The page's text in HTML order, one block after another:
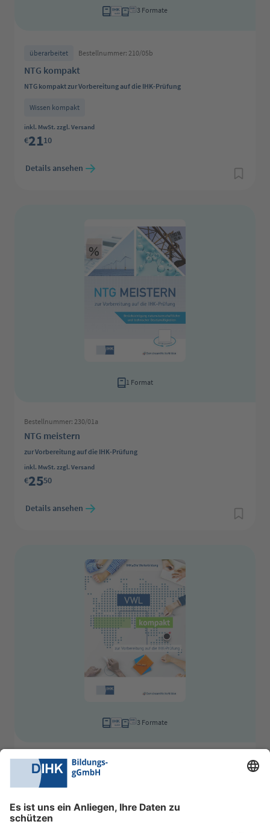
3 Formate
überarbeitet Bestellnummer: 210/05b
NTG kompakt
NTG kompakt zur Vorbereitung auf die IHK-Prüfung
Wissen kompakt
Regulärer Preis:
inkl. MwSt. zzgl. Versand
€2110
Details ansehen
1 Format
Bestellnummer: 230/01a
NTG meistern
zur Vorbereitung auf die IHK-Prüfung
Regulärer Preis:
inkl. MwSt. zzgl. Versand
€2550
Details ansehen
3 Formate
Bestellnummer: 210/02b
VWL kompakt
Wissen kompakt